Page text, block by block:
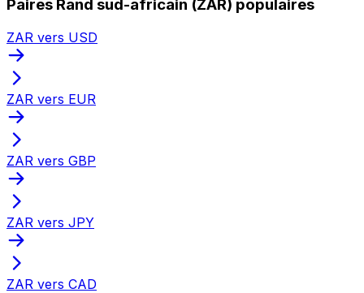
Paires Rand sud-africain (ZAR) populaires
ZAR vers USD
ZAR vers EUR
ZAR vers GBP
ZAR vers JPY
ZAR vers CAD